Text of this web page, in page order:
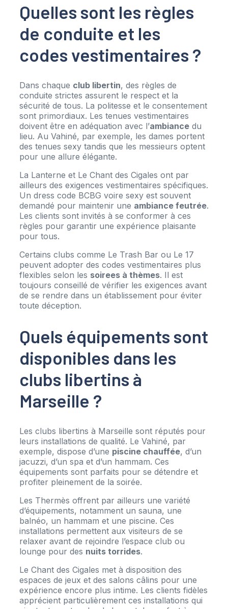
Quelles sont les règles
de conduite et les
codes vestimentaires ?
Dans chaque club libertin, des règles de
conduite strictes assurent le respect et la
sécurité de tous. La politesse et le consentement
sont primordiaux. Les tenues vestimentaires
doivent être en adéquation avec l’ambiance du
lieu. Au Vahiné, par exemple, les dames portent
des tenues sexy tandis que les messieurs optent
pour une allure élégante.
La Lanterne et Le Chant des Cigales ont par
ailleurs des exigences vestimentaires spécifiques.
Un dress code BCBG voire sexy est souvent
demandé pour maintenir une ambiance feutrée.
Les clients sont invités à se conformer à ces
règles pour garantir une expérience plaisante
pour tous.
Certains clubs comme Le Trash Bar ou Le 17
peuvent adopter des codes vestimentaires plus
flexibles selon les soirees à thèmes. Il est
toujours conseillé de vérifier les exigences avant
de se rendre dans un établissement pour éviter
toute déception.
Quels équipements sont
disponibles dans les
clubs libertins à
Marseille ?
Les clubs libertins à Marseille sont réputés pour
leurs installations de qualité. Le Vahiné, par
exemple, dispose d’une piscine chauffée, d’un
jacuzzi, d’un spa et d’un hammam. Ces
équipements sont parfaits pour se détendre et
profiter pleinement de la soirée.
Les Thermès offrent par ailleurs une variété
d’équipements, notamment un sauna, une
balnéo, un hammam et une piscine. Ces
installations permettent aux visiteurs de se
relaxer avant de rejoindre l’espace club ou
lounge pour des nuits torrides.
Le Chant des Cigales met à disposition des
espaces de jeux et des salons câlins pour une
expérience encore plus intime. Les clients fidèles
apprécient particulièrement ces installations qui